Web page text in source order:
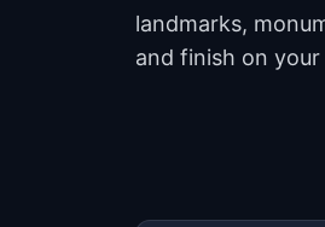
landmarks,
and finish on